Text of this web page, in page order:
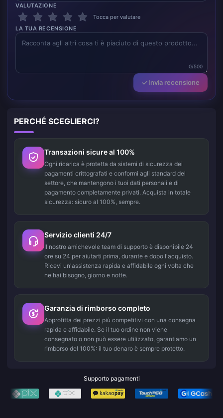
VALUTAZIONE
Tocca per valutare
LA TUA RECENSIONE
0/500
Invia recensione
PERCHÉ SCEGLIERCI?
Transazioni sicure al 100%
Ogni ricarica è protetta da sistemi di sicurezza dei
pagamenti crittografati e conformi agli standard del
settore, che mantengono i tuoi dati personali e di
pagamento completamente privati. Acquista in totale
sicurezza: sicuro al 100%, sempre.
Servizio clienti 24/7
Il nostro amichevole team di supporto è disponibile 24
ore su 24 per aiutarti prima, durante e dopo l'acquisto.
Ricevi un'assistenza rapida e affidabile ogni volta che
ne hai bisogno, giorno e notte.
Garanzia di rimborso completo
Approfitta dei prezzi più competitivi con una consegna
rapida e affidabile. Se il tuo ordine non viene
consegnato o non può essere utilizzato, garantiamo un
rimborso del 100%: il tuo denaro è sempre protetto.
Supporto pagamenti